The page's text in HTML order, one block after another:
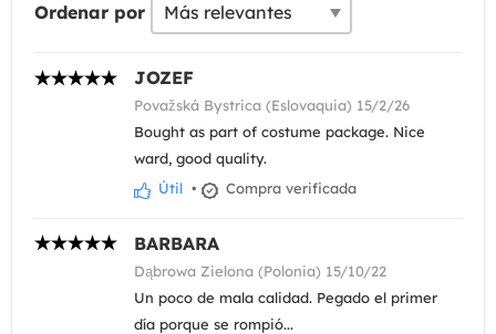
Ordenar por
JOZEF
Považská Bystrica (Eslovaquia) 15/2/26
Bought as part of costume package. Nice
ward, good quality.
Útil • Compra verificada
BARBARA
Dąbrowa Zielona (Polonia) 15/10/22
Un poco de mala calidad. Pegado el primer
día porque se rompió...